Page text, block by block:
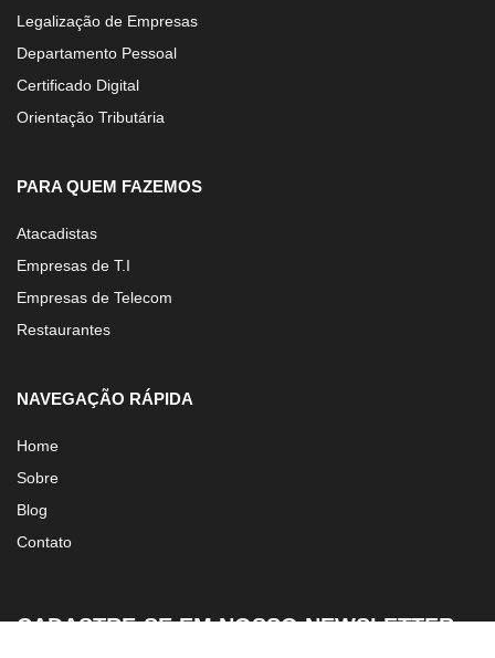
Legalização de Empresas
Departamento Pessoal
Certificado Digital
Orientação Tributária
PARA QUEM FAZEMOS
Atacadistas
Empresas de T.I
Empresas de Telecom
Restaurantes
NAVEGAÇÃO RÁPIDA
Home
Sobre
Blog
Contato
CADASTRE-SE EM NOSSO NEWSLETTER